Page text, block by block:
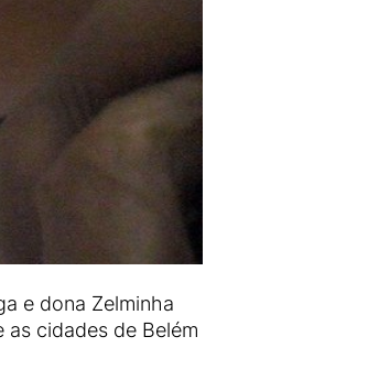
e dona Zelminha
cidades de Belém